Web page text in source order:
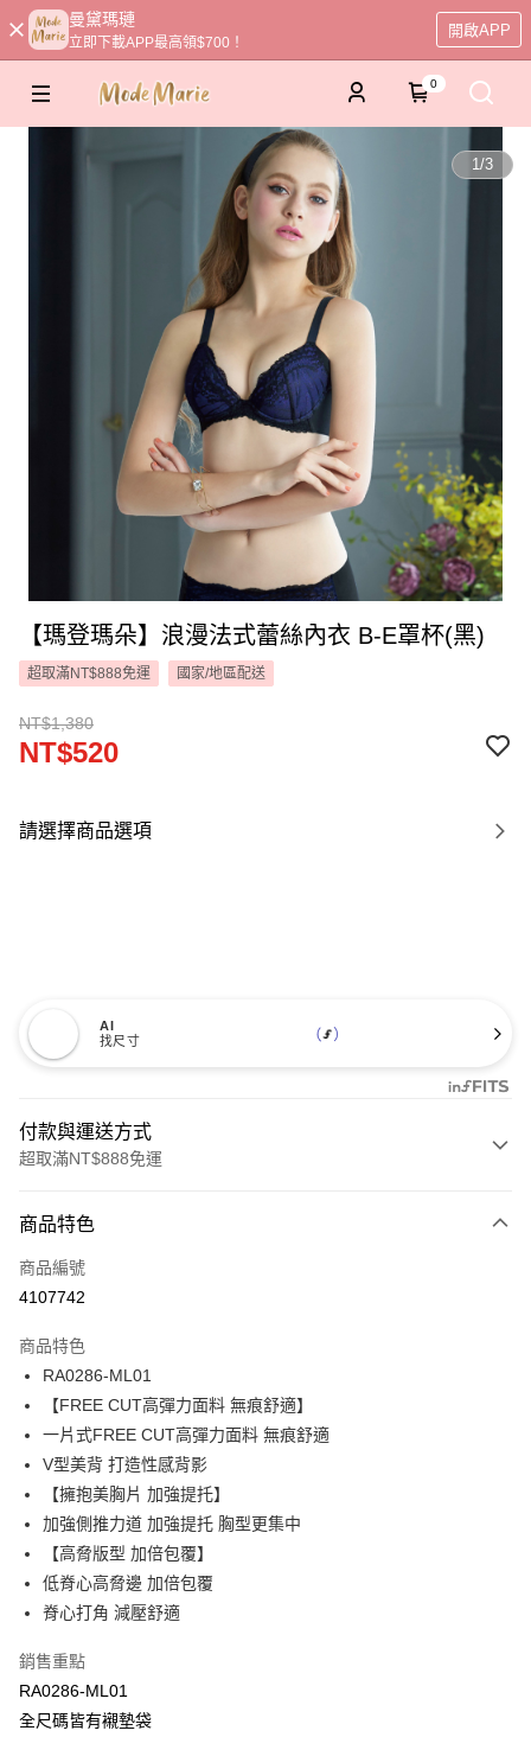
曼黛瑪璉
立即下載APP最高領$700！
開啟APP
0
1/3
【瑪登瑪朵】浪漫法式蕾絲內衣 B-E罩杯(黑)
超取滿NT$888免運 國家/地區配送
NT$1,380
NT$520
請選擇商品選項
AI
找尺寸
付款與運送方式
超取滿NT$888免運
信用卡一次付款
信用卡分期付款
合作金庫商業銀行
華南商業銀行
上海商業儲蓄銀行
台北富邦商業銀行
國泰世華商業銀行
兆豐國際商業銀行
臺灣中小企業銀行
匯豐（台灣）商業銀行
聯邦商業銀行
元大商業銀行
永豐商業銀行
玉山商業銀行
台新國際商業銀行
台灣樂天信用卡公司
LINE Pay
Apple Pay
悠遊付
AFTEE先享後付
相關說明
AFTEE先享後付是「在收到商品之後才付款」的支付方式。 讓您購物簡單
便利好安心！
２．便利：只要手機號碼，簡訊認證，即可結帳。
ATM付款
運送方式
商品特色
商品編號
4107742
商品特色
RA0286-ML01
【FREE CUT高彈力面料 無痕舒適】
一片式FREE CUT高彈力面料 無痕舒適
V型美背 打造性感背影
【擁抱美胸片 加強提托】
加強側推力道 加強提托 胸型更集中
【高脅版型 加倍包覆】
低脊心高脅邊 加倍包覆
脊心打角 減壓舒適
銷售重點
RA0286-ML01
全尺碼皆有襯墊袋